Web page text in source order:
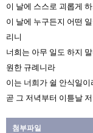
이 날에 스스로 괴롭게
이 날에 누구든지 어떤
리니
너희는 아무 일도 하지
원한 규례니라
이는 너희가 쉴 안식일
곧 그 저녁부터 이튿날
첨부파일